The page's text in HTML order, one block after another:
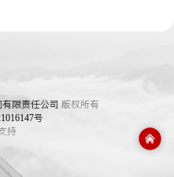
限责任公司 版权所有
号
持